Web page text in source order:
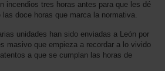
incendios tres horas antes para que les dé
doce horas que marca la normativa.
unidades han sido enviadas a León por
masivo que empieza a recordar a lo vivido
a que se cumplan las horas de